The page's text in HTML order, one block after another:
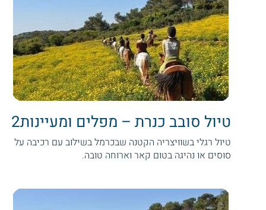
טיול סובב כנרת – מפלים ומעיינות2
טיול רגלי בשוויצריה הקטנה שבכרמל בשילוב עם רכיבה על
סוסים או נהיגה בטום קאר וארוחה טובה.